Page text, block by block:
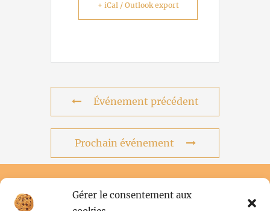
Gérer le consentement aux
+ iCal / Outlook export
Événement précédent
Prochain événement